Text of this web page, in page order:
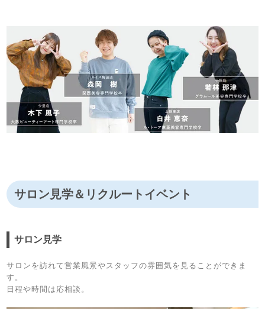
サロン見学＆リクルートイベント
サロン見学
サロンを訪れて営業風景やスタッフの雰囲気を見ることができま
す。
日程や時間は応相談。